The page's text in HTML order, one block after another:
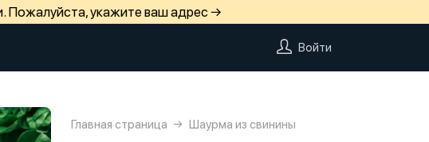
Пожалуйста, укажите ваш адрес →
Войти
Главная страница Шаурма из свинины